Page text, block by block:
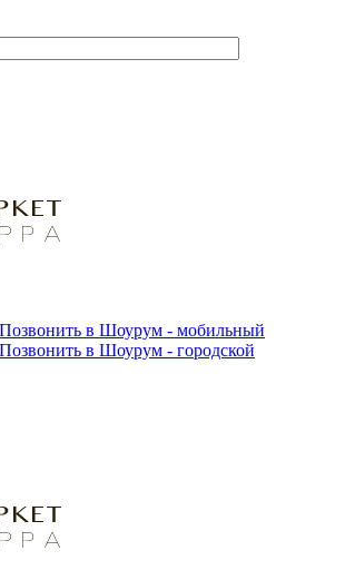
Позвонить в Шоурум - мобильный
Позвонить в Шоурум - городской